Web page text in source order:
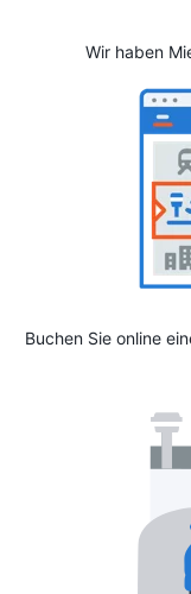
Wir haben
Buchen Sie online